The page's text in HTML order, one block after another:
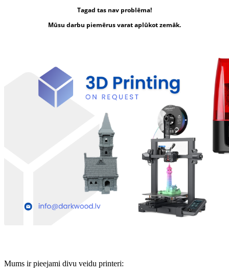
Tagad tas nav problēma!
Mūsu darbu piemērus varat aplūkot zemāk.
Mums ir pieejami divu veidu printeri: